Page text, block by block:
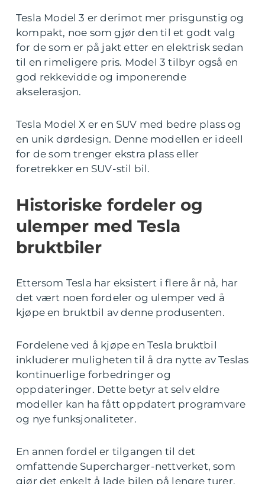
Tesla Model 3 er derimot mer prisgunstig og
kompakt, noe som gjør den til et godt valg
for de som er på jakt etter en elektrisk sedan
til en rimeligere pris. Model 3 tilbyr også en
god rekkevidde og imponerende
akselerasjon.
Tesla Model X er en SUV med bedre plass og
en unik dørdesign. Denne modellen er ideell
for de som trenger ekstra plass eller
foretrekker en SUV-stil bil.
Historiske fordeler og
ulemper med Tesla
bruktbiler
Ettersom Tesla har eksistert i flere år nå, har
det vært noen fordeler og ulemper ved å
kjøpe en bruktbil av denne produsenten.
Fordelene ved å kjøpe en Tesla bruktbil
inkluderer muligheten til å dra nytte av Teslas
kontinuerlige forbedringer og
oppdateringer. Dette betyr at selv eldre
modeller kan ha fått oppdatert programvare
og nye funksjonaliteter.
En annen fordel er tilgangen til det
omfattende Supercharger-nettverket, som
gjør det enkelt å lade bilen på lengre turer.